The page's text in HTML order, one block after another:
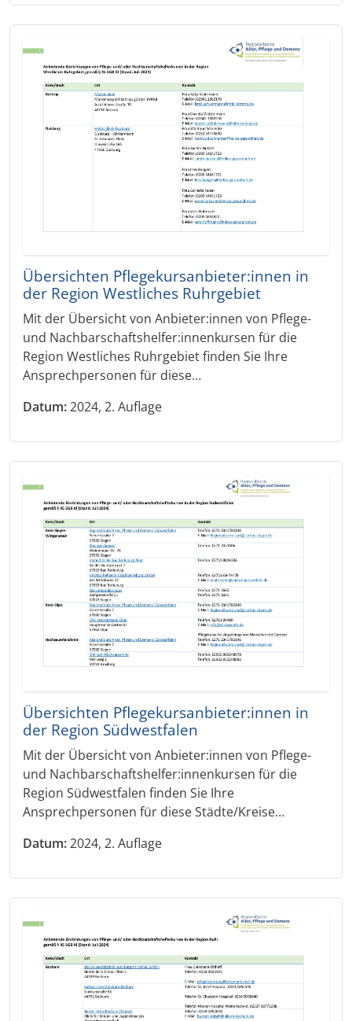
Übersichten Pflegekursanbieter:innen in
der Region Westliches Ruhrgebiet
Mit der Übersicht von Anbieter:innen von Pflege-
und Nachbarschaftshelfer:innenkursen für die
Region Westliches Ruhrgebiet finden Sie Ihre
Ansprechpersonen für diese…
Datum:2024, 2. Auflage
Übersichten Pflegekursanbieter:innen in
der Region Südwestfalen
Mit der Übersicht von Anbieter:innen von Pflege-
und Nachbarschaftshelfer:innenkursen für die
Region Südwestfalen finden Sie Ihre
Ansprechpersonen für diese Städte/Kreise…
Datum:2024, 2. Auflage